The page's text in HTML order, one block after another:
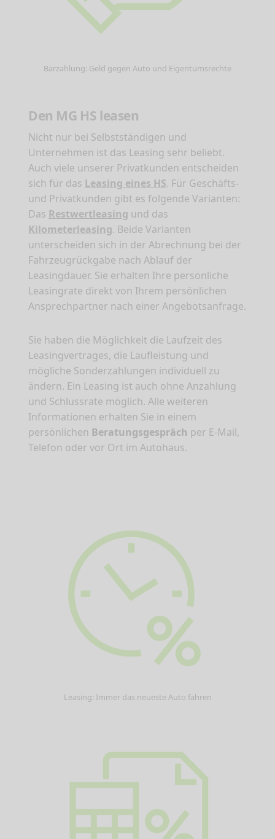
Barzahlung: Geld gegen Auto und Eigentumsrechte
Den MG HS leasen
Nicht nur bei Selbstständigen und
Unternehmen ist das Leasing sehr beliebt.
Auch viele unserer Privatkunden entscheiden
sich für das Leasing eines HS. Für Geschäfts-
und Privatkunden gibt es folgende Varianten:
Das Restwertleasing und das
Kilometerleasing. Beide Varianten
unterscheiden sich in der Abrechnung bei der
Fahrzeugrückgabe nach Ablauf der
Leasingdauer. Sie erhalten Ihre persönliche
Leasingrate direkt von Ihrem persönlichen
Ansprechpartner nach einer Angebotsanfrage.
Sie haben die Möglichkeit die Laufzeit des
Leasingvertrages, die Laufleistung und
mögliche Sonderzahlungen individuell zu
ändern. Ein Leasing ist auch ohne Anzahlung
und Schlussrate möglich. Alle weiteren
Informationen erhalten Sie in einem
persönlichen Beratungsgespräch per E-Mail,
Telefon oder vor Ort im Autohaus.
Leasing: Immer das neueste Auto fahren